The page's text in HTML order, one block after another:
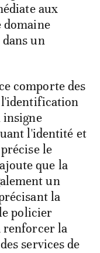
aux
domaine
un
comporte des
insigne
l'identité et
le
que la
un
la
policier
renforcer la
services de